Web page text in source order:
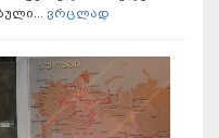
ვრცლად